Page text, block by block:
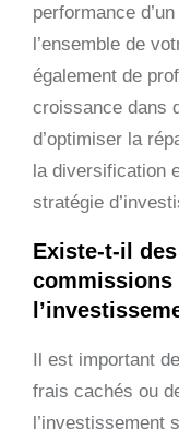
performance
l’ensemble de
également de
croissance dans
d’optimiser la
la diversification
stratégie
Existe-t-il
commissions
Il est important
frais cachés ou
l’investissement